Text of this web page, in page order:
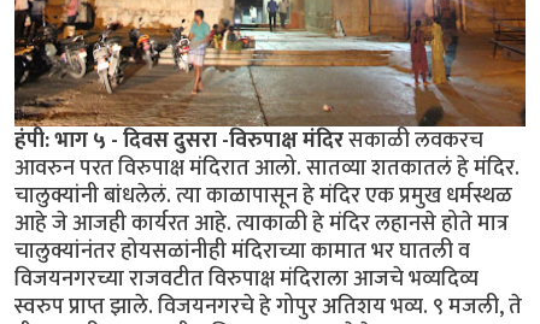
हंपी: भाग ५ - दिवस दुसरा -विरुपाक्ष मंदिरसकाळी लवकरच
आवरुन परत विरुपाक्ष मंदिरात आलो. सातव्या शतकातलं हे मंदिर.
चालुक्यांनी बांधलेलं. त्या काळापासून हे मंदिर एक प्रमुख धर्मस्थळ
आहे जे आजही कार्यरत आहे. त्याकाळी हे मंदिर लहानसे होते मात्र
चालुक्यांनंतर होयसळांनीही मंदिराच्या कामात भर घातली व
विजयनगरच्या राजवटीत विरुपाक्ष मंदिराला आजचे भव्यदिव्य
स्वरुप प्राप्त झाले. विजयनगरचे हे गोपुर अतिशय भव्य. ९ मजली, ते